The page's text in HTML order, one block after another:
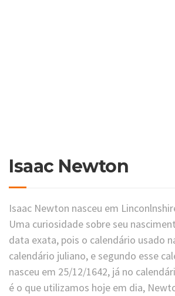
Isaac Newton
Isaac Newton nasceu em
Uma curiosidade sobre seu
data exata, pois o calendário usado
calendário juliano, e segundo esse
nasceu em 25/12/1642, já no
é o que utilizamos hoje em dia,